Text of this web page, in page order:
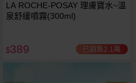
LA ROCHE-POSAY 理膚寶水~溫
泉舒緩噴霧(300ml)
$389 已銷售2.1萬